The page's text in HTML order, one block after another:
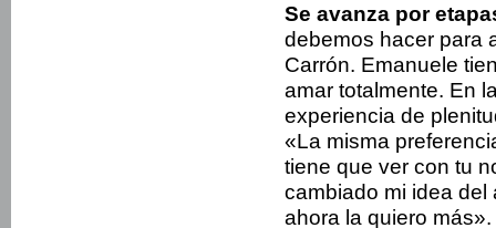
Se avanza por
debemos hacer para
Carrón. Emanuele
amar totalmente. En
experiencia de
«La misma
tiene que ver con tu
cambiado mi idea del
ahora la quiero